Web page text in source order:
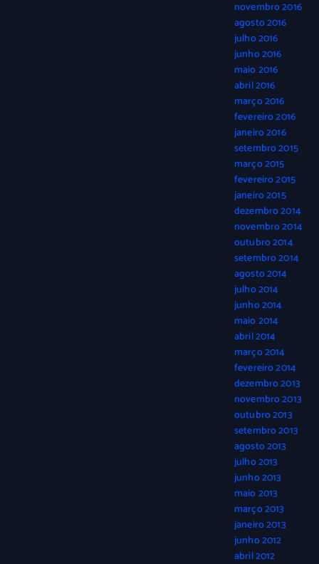
novembro 2016
agosto 2016
julho 2016
junho 2016
maio 2016
abril 2016
março 2016
fevereiro 2016
janeiro 2016
setembro 2015
março 2015
fevereiro 2015
janeiro 2015
dezembro 2014
novembro 2014
outubro 2014
setembro 2014
agosto 2014
julho 2014
junho 2014
maio 2014
abril 2014
março 2014
fevereiro 2014
dezembro 2013
novembro 2013
outubro 2013
setembro 2013
agosto 2013
julho 2013
junho 2013
maio 2013
março 2013
janeiro 2013
junho 2012
abril 2012